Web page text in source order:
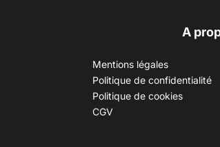
A
Mentions légales
Politique de confidentialité
Politique de cookies
CGV